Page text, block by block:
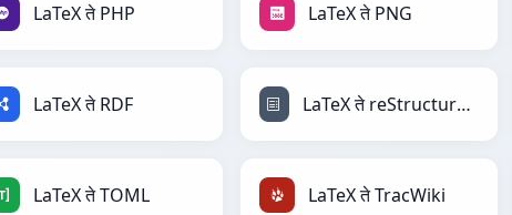
LaTeX ते PHP LaTeX ते PNG
LaTeX ते RDF LaTeX ते reStructuredText
LaTeX ते TOML LaTeX ते TracWiki